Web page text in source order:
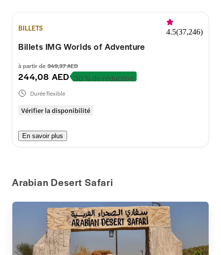
BILLETS 4.5(37,246)
Billets IMG Worlds of Adventure
à partir de 349,37 AED
244,08 AED 30 % de réduction
Vérifier la disponibilité
Durée flexible
En savoir plus
Arabian Desert Safari